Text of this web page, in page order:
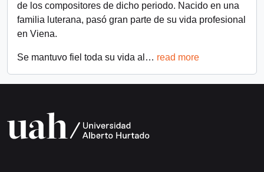
de los compositores de dicho periodo. Nacido en una
familia luterana, pasó gran parte de su vida profesional
en Viena.
Se mantuvo fiel toda su vida al … read more